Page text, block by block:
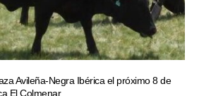
Avileña-Negra Ibérica el próximo 8 de
El Colmenar